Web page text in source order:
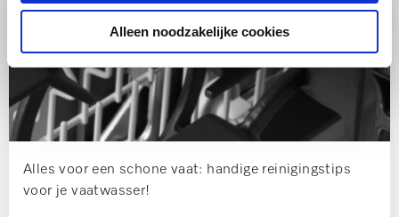
Alleen noodzakelijke cookies
Alles voor een schone vaat: handige reinigingstips
voor je vaatwasser!